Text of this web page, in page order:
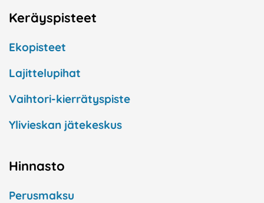
Keräyspisteet
Ekopisteet
Lajittelupihat
Vaihtori-kierrätyspiste
Ylivieskan jätekeskus
Hinnasto
Perusmaksu